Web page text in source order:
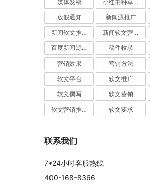
媒体发稿 小红书种草推广
放假通知 新闻源推广
新闻软文推广发稿 新闻软文营销推广
百度新闻源发布 稿件收录
营销效果 营销方法
软文平台 软文推广
软文撰写 软文营销
软文营销推广 软文要求
联系我们
7*24小时客服热线
400-168-8366